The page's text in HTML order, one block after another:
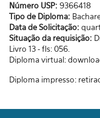
Número USP: 9366418
Tipo de Diploma:
Data de Solicitação:
Situação da requisição:
Livro 13 - fls: 056.
Diploma virtual:
Diploma impresso: